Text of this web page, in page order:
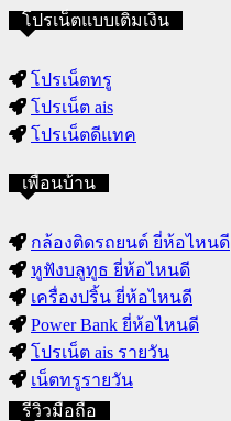
โปรเน็ตแบบเติมเงิน
โปรเน็ตทรู
โปรเน็ต ais
โปรเน็ตดีแทค
เพื่อนบ้าน
กล้องติดรถยนต์ ยี่ห้อไหนดี
หูฟังบลูทูธ ยี่ห้อไหนดี
เครื่องปริ้น ยี่ห้อไหนดี
Power Bank ยี่ห้อไหนดี
โปรเน็ต ais รายวัน
เน็ตทรูรายวัน
รีวิวมือถือ